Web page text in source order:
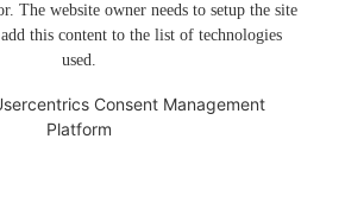
The website owner needs to setup the site
this content to the list of technologies
used.
Consent Management
Platform